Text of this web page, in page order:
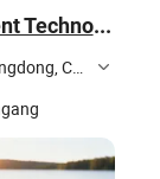
Foshan Haichuang Intelligent Technology Co., Ltd.
China